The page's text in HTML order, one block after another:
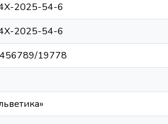
2025-54-6
2025-54-6
19778